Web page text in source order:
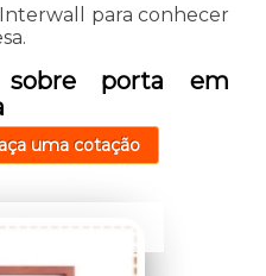
para conhecer
porta em
uma cotação